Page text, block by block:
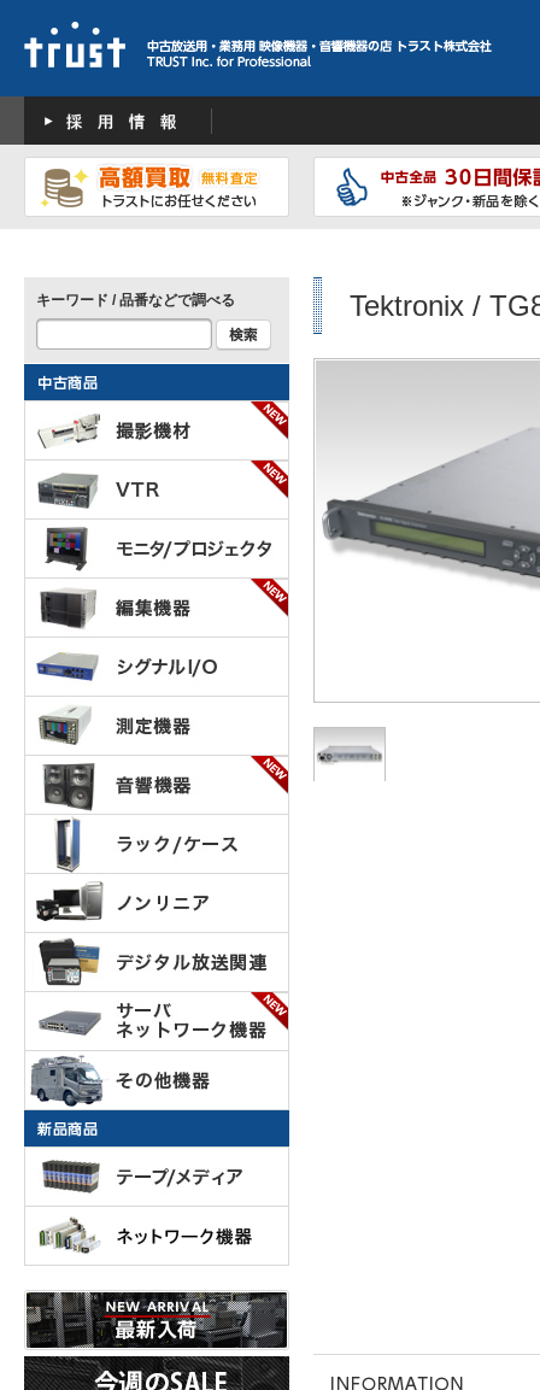
Tektronix /
キーワード / 品番などで調べる